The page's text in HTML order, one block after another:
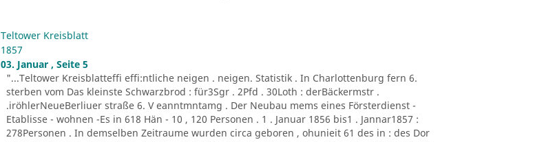
Teltower Kreisblatt
1857
03. Januar , Seite 5
"...Teltower Kreisblatteffi effi:ntliche neigen . neigen. Statistik . In Charlottenburg fern 6.
sterben vom Das kleinste Schwarzbrod : für3Sgr . 2Pfd . 30Loth : derBäckermstr .
.iröhlerNeueBerliuer straße 6. V eanntmntamg . Der Neubau mems eines Försterdienst -
Etablisse - wohnen -Es in 618 Hän - 10 , 120 Personen . 1 . Januar 1856 bis1 . Jannar1857 :
278Personen . In demselben Zeitraume wurden circa geboren , ohunieit 61 des in : des Dor